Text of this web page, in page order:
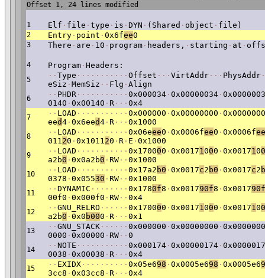
Offset 1, 24 lines modified
1 Elf · file · type · is · DYN · (Shared · object · file)
2 Entry · point · 0x6fee0
3 There · are · 10 · program · headers, · starting · at ·
4 Program · Headers:
5 · · Type · · · · · · · · · · · Offset · · · VirtAddr · · · PhysAddr ·
eSiz · MemSiz · · Flg · Align
6 · · PHDR · · · · · · · · · · · 0x000034 · 0x00000034 ·
0140 · 0x00140 · R · · · 0x4
7 · · LOAD · · · · · · · · · · · 0x000000 · 0x00000000 ·
eed4 · 0x6eed4 · R · · · 0x1000
8 · · LOAD · · · · · · · · · · · 0x06eee0 · 0x0006fee0 · 0x0006fee
01120 · 0x101120 · R · E · 0x1000
9 · · LOAD · · · · · · · · · · · 0x170000 · 0x00171000 · 0x0017100
a2b0 · 0x0a2b0 · RW · · 0x1000
10 · · LOAD · · · · · · · · · · · 0x17a2 b0 · 0x0017c2 b0 · 0x0017c2
0378 · 0x05530 · RW · · 0x1000
11 · · DYNAMIC · · · · · · · · 0x1780f8 · 0x001790f8 · 0x001790f
00f0 · 0x000f0 · RW · · 0x4
12 · · GNU_RELRO · · · · · · 0x170000 · 0x00171000 · 0x0017100
a2b0 · 0x0 b000 · R · · · 0x1
13 · · GNU_STACK · · · · · · 0x000000 · 0x00000000 ·
0000 · 0x00000 · RW · · 0
14 · · NOTE · · · · · · · · · · · 0x000174 · 0x00000174 ·
0038 · 0x00038 · R · · · 0x4
15 · · EXIDX · · · · · · · · · · 0x05e698 · 0x0005e698 · 0x0005e6
3cc8 · 0x03cc8 · R · · · 0x4